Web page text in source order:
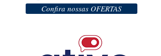
Confira nossas OFERTAS